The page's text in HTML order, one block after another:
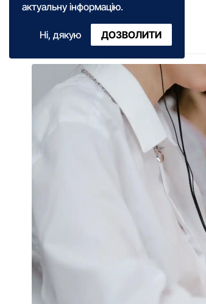
актуальну інформацію.
Ні, дякую ДОЗВОЛИТИ
12 квітня ·2023